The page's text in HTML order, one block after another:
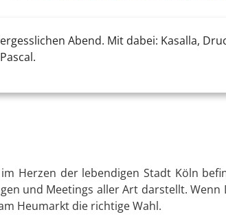
Abend. Mit dabei: Kasalla,
Herzen der lebendigen Stadt Köln
und Meetings aller Art darstellt.
Heumarkt die richtige Wahl.